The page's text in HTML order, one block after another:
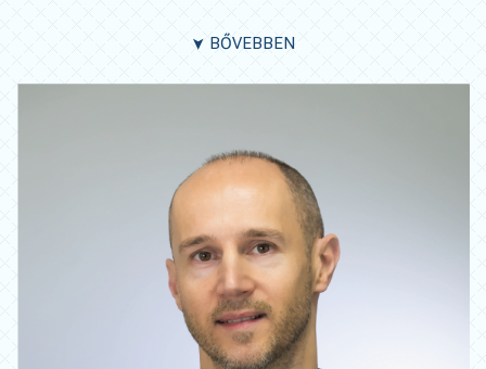
➤ BŐVEBBEN